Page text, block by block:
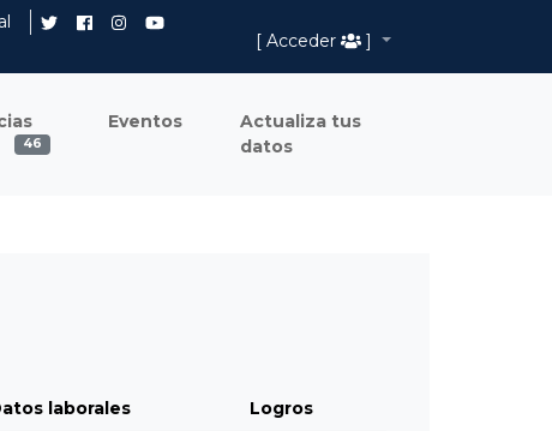
[ Acceder
]
46
Eventos
Actualiza tus
datos
laborales Logros